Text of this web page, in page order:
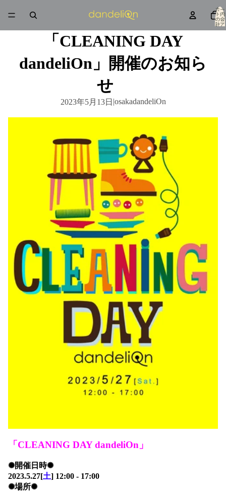
カー
ト内
の合
計ア
イテ
「CLEANING DAY
dandeliOn」開催のお知ら
せ
2023年5月13日 |osakadandeliOn
「CLEANING DAY dandeliOn」
✺開催日時✺
2023.5.27[土] 12:00 - 17:00
✺場所✺